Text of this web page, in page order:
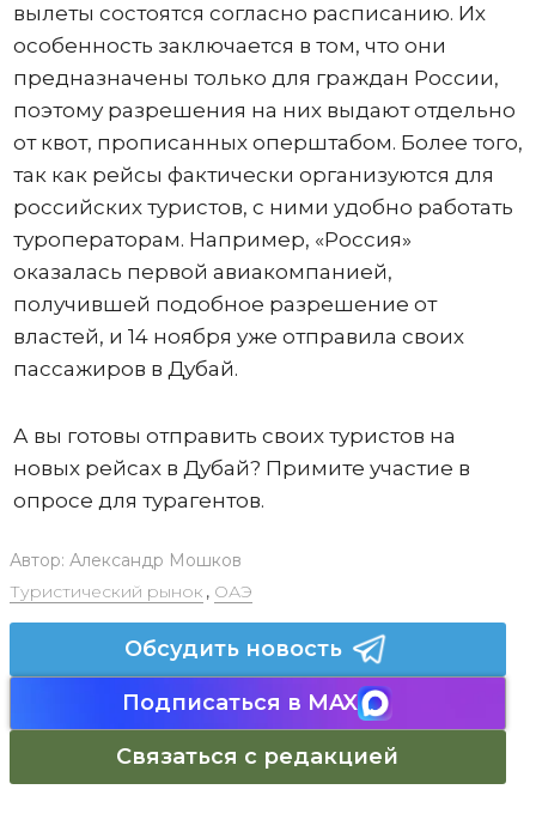
вылеты состоятся согласно расписанию. Их
особенность заключается в том, что они
предназначены только для граждан России,
поэтому разрешения на них выдают отдельно
от квот, прописанных оперштабом. Более того,
так как рейсы фактически организуются для
российских туристов, с ними удобно работать
туроператорам. Например, «Россия»
оказалась первой авиакомпанией,
получившей подобное разрешение от
властей, и 14 ноября уже отправила своих
пассажиров в Дубай.
А вы готовы отправить своих туристов на
новых рейсах в Дубай? Примите участие в
опросе для турагентов.
Автор: Александр Мошков
Туристический рынок , ОАЭ
Обсудить новость
Подписаться в MAX
Связаться с редакцией